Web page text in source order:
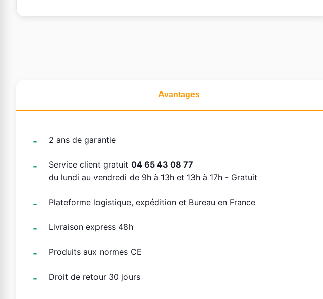
Avantages
2 ans de garantie
Service client gratuit 04 65 43 08 77
du lundi au vendredi de 9h à 13h et 13h à 17h - Gratuit
Plateforme logistique, expédition et Bureau en France
Livraison express 48h
Produits aux normes CE
Droit de retour 30 jours